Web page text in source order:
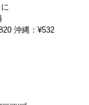
沖縄：¥532